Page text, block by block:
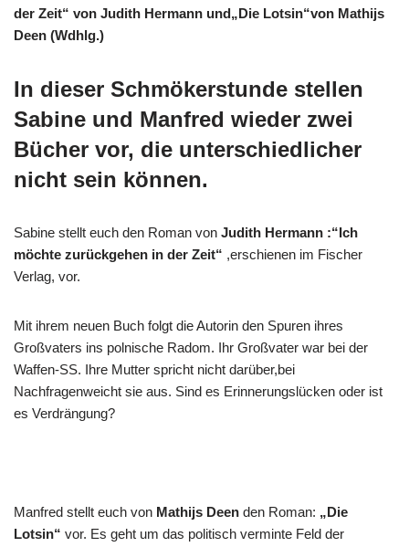
der Zeit“ von Judith Hermann und„Die Lotsin“von Mathijs
Deen (Wdhlg.)
In dieser Schmökerstunde stellen
Sabine und Manfred wieder zwei
Bücher vor, die unterschiedlicher
nicht sein können.
Sabine stellt euch den Roman von Judith Hermann :“Ich
möchte zurückgehen in der Zeit“ ,erschienen im Fischer
Verlag, vor.
Mit ihrem neuen Buch folgt die Autorin den Spuren ihres
Großvaters ins polnische Radom. Ihr Großvater war bei der
Waffen-SS. Ihre Mutter spricht nicht darüber,bei
Nachfragenweicht sie aus. Sind es Erinnerungslücken oder ist
es Verdrängung?
Manfred stellt euch von Mathijs Deen den Roman: „Die
Lotsin“ vor. Es geht um das politisch verminte Feld der